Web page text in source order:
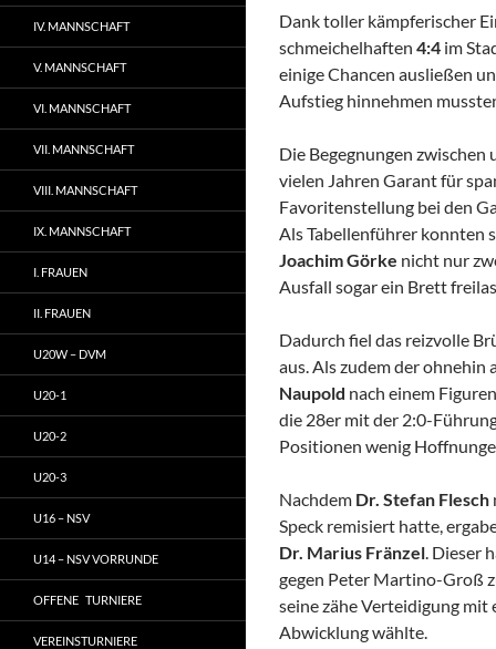
Dank toller kämpferischer
schmeichelhaften 4:4 im
einige Chancen ausließen
Aufstieg hinnehmen
Die Begegnungen
vielen Jahren Garant für
Favoritenstellung bei den
Als Tabellenführer konnten
Joachim Görke nicht nur
Ausfall sogar ein Brett
Dadurch fiel das reizvolle
aus. Als zudem der ohnehin
Naupold nach einem
die 28er mit der 2:0-
Positionen wenig
Nachdem Dr. Stefan Flesch
Speck remisiert hatte,
Dr. Marius Fränzel. Dieser
gegen Peter Martino-Groß
seine zähe Verteidigung mit
Abwicklung wählte.
IV. MANNSCHAFT
V. MANNSCHAFT
VI. MANNSCHAFT
VII. MANNSCHAFT
VIII. MANNSCHAFT
IX. MANNSCHAFT
I. FRAUEN
II. FRAUEN
U20W – DVM
U20-1
U20-2
U20-3
U16 – NSV
U14 – NSV VORRUNDE
OFFENE TURNIERE
VEREINSTURNIERE